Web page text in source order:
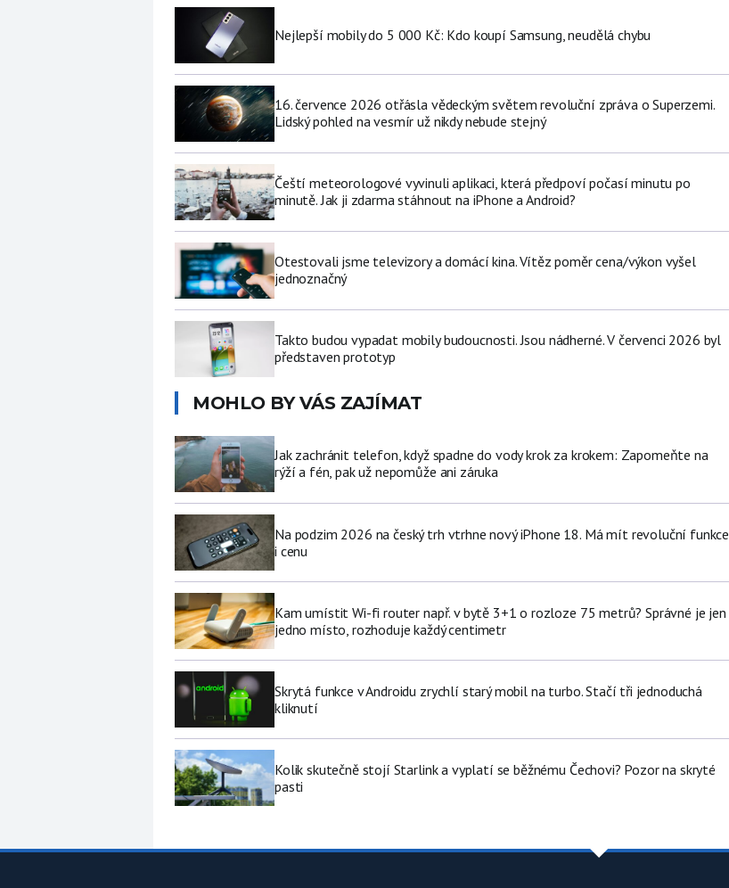
Nejlepší mobily do 5 000 Kč: Kdo koupí Samsung, neudělá chybu
16. července 2026 otřásla vědeckým světem revoluční zpráva o Superzemi.
Lidský pohled na vesmír už nikdy nebude stejný
Čeští meteorologové vyvinuli aplikaci, která předpoví počasí minutu po
minutě. Jak ji zdarma stáhnout na iPhone a Android?
Otestovali jsme televizory a domácí kina. Vítěz poměr cena/výkon vyšel
jednoznačný
Takto budou vypadat mobily budoucnosti. Jsou nádherné. V červenci 2026 byl
představen prototyp
MOHLO BY VÁS ZAJÍMAT
Jak zachránit telefon, když spadne do vody krok za krokem: Zapomeňte na
rýží a fén, pak už nepomůže ani záruka
Na podzim 2026 na český trh vtrhne nový iPhone 18. Má mít revoluční funkce
i cenu
Kam umístit Wi-fi router např. v bytě 3+1 o rozloze 75 metrů? Správné je jen
jedno místo, rozhoduje každý centimetr
Skrytá funkce v Androidu zrychlí starý mobil na turbo. Stačí tři jednoduchá
kliknutí
Kolik skutečně stojí Starlink a vyplatí se běžnému Čechovi? Pozor na skryté
pasti